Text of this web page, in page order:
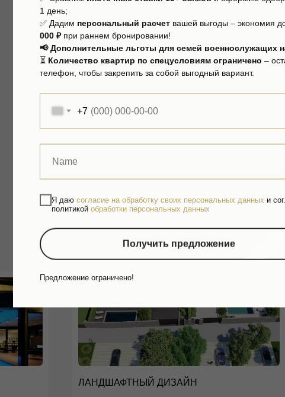
Площадь домов
300 м2
Площади участков
ЛАНДШАФТНЫЙ ДИЗАЙН
1 день;
✅ Дадим персональный расчет вашей выгоды – экономия
000 ₽при раннем бронировании!
📢 Дополнительные льготы для семей военнослужащих
⏳ Количество квартир по спецусловиям ограничено –
телефон, чтобы закрепить за собой выгодный вариант.
+7
Я даю согласие на обработку своих персональных данных и
политикой обработки персональных данных
Получить предложение
Предложение ограничено!